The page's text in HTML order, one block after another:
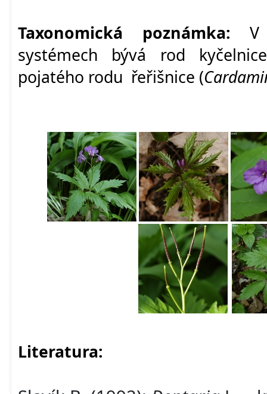
Taxonomická poznámka: V
systémech bývá rod
pojatého rodu řeřišnice (
Literatura: